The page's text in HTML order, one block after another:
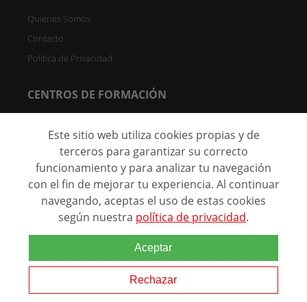
Quienes Somos
Contacto
Política de Privacidad
CENTROS DE FORMACIÓN
Registrar Centro (FREE)
C/ Faraday, 7 - Oficina 004D Parque Científico de Madrid -
28049 Madrid, España
Grupo Eurohispana. Todos los
derechos reservados.
Este sitio web utiliza cookies propias y de
terceros para garantizar su correcto
funcionamiento y para analizar tu navegación
con el fin de mejorar tu experiencia. Al continuar
navegando, aceptas el uso de estas cookies
según nuestra política de privacidad.
Aceptar
Rechazar